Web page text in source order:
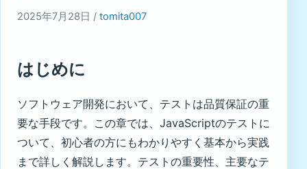
2025年7月28日 / tomita007
はじめに
ソフトウェア開発において、テストは品質保証の重
要な手段です。この章では、JavaScriptのテストに
ついて、初心者の方にもわかりやすく基本から実践
まで詳しく解説します。テストの重要性、主要なテ